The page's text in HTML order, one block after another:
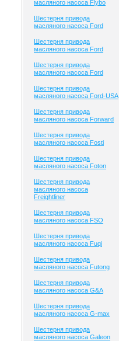
масляного насоса Flybo
Шестерня привода
масляного насоса Ford
Шестерня привода
масляного насоса Ford
Шестерня привода
масляного насоса Ford
Шестерня привода
масляного насоса Ford-USA
Шестерня привода
масляного насоса Forward
Шестерня привода
масляного насоса Fosti
Шестерня привода
масляного насоса Foton
Шестерня привода
масляного насоса
Freightliner
Шестерня привода
масляного насоса FSO
Шестерня привода
масляного насоса Fuqi
Шестерня привода
масляного насоса Futong
Шестерня привода
масляного насоса G&A
Шестерня привода
масляного насоса G-max
Шестерня привода
масляного насоса Galeon